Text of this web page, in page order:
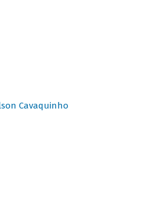
Cavaquinho